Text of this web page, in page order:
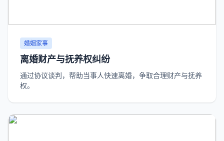
婚姻家事
离婚财产与抚养权纠纷
通过协议谈判，帮助当事人快速离婚，争取合理财产与抚养
权。